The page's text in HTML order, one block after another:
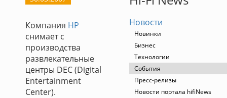
Компания HP
снимает с
производства
развлекательные
центры DEC (Digital
Entertainment
Center).
Новости
Новинки
Бизнес
Технологии
События
Пресс-релизы
Новости портала hifiNews